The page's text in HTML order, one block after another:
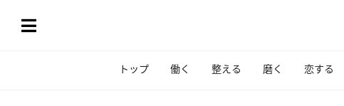
トップ 働く 整える 磨く 恋する